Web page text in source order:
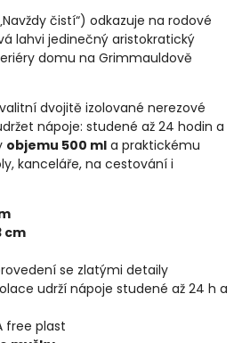
čistí“) odkazuje na rodové
lahvi jedinečný aristokratický
domu na Grimmauldově
dvojitě izolované nerezové
nápoje: studené až 24 hodin a
objemu 500 ml a praktickému
kanceláře, na cestování i
cm
se zlatými detaily
udrží nápoje studené až 24 h a
free plast